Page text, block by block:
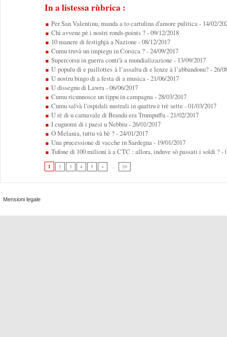
In a listessa rùbrica :
Per San Valentinu, manda a to cartulina d'amore pulitica- 14/02/
Chì avvene pè i nostri ronds-points ?- 09/12/2018
10 manere di festighjà a Nazione - 08/12/2017
Cumu truvà un impiegu in Corsica ?- 24/09/2017
Supercorsu in guerra contr'à a mundializazione - 13/09/2017
U populu di e paillottes à l’assaltu di e lenze à l’abbandonu?- 26/
U nostru bingo di a festa di a musica- 21/06/2017
U dissegnu di Lawra- 06/06/2017
Cumu ricunnosce un tippu in campagna- 28/03/2017
Cumu salvà l’ospidali nustrali in quattru è trè sette - 01/03/2017
U rè di u carnavale di Brandu era Trumpuffu- 21/02/2017
I cugnomi di i paesi u Nebbiu- 26/01/2017
O Melania, tuttu và bè ?- 24/01/2017
Una prucessione di vacche in Sardegna- 19/01/2017
Tufone di 100 milioni à a CTC : allora, induve sò passati i soldi ?-
1 2 3 4 5 » ... 20
Mensioni legale